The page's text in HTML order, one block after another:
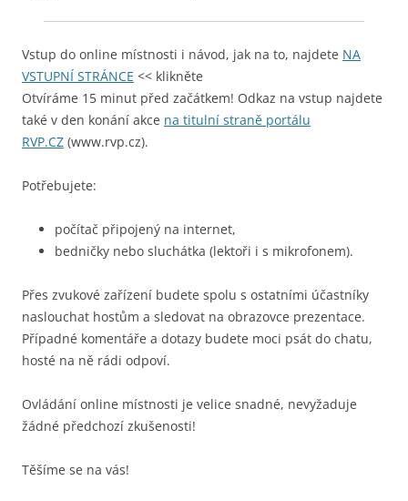
Vstup do online místnosti i návod, jak na to, najdete NA
VSTUPNÍ STRÁNCE << klikněte
Otvíráme 15 minut před začátkem! Odkaz na vstup najdete
také v den konání akce na titulní straně portálu
RVP.CZ (www.rvp.cz).
Potřebujete:
počítač připojený na internet,
bedničky nebo sluchátka (lektoři i s mikrofonem).
Přes zvukové zařízení budete spolu s ostatními účastníky
naslouchat hostům a sledovat na obrazovce prezentace.
Případné komentáře a dotazy budete moci psát do chatu,
hosté na ně rádi odpoví.
Ovládání online místnosti je velice snadné, nevyžaduje
žádné předchozí zkušenosti!
Těšíme se na vás!